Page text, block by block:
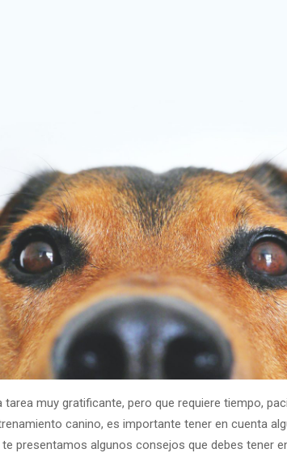
tarea muy gratificante, pero que requiere tiempo,
canino, es importante tener en cuenta
presentamos algunos consejos que debes tener